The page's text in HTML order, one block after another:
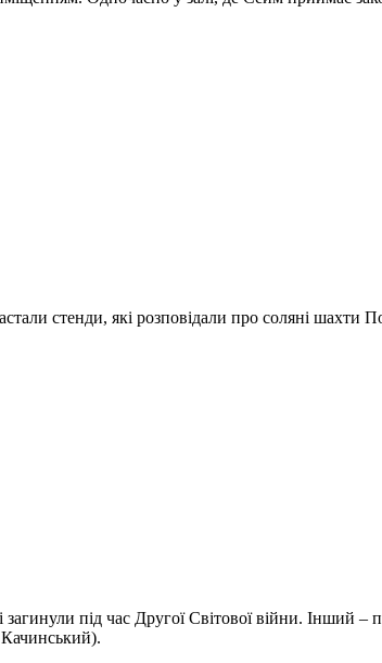
стенди, які розповідали про соляні шахти
під час Другої Світової війни. Інший –